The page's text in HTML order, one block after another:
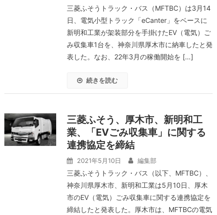
三菱ふそうトラック・バス（MFTBC）は3月14
日、電気小型トラック「eCanter」をベースに
新明和工業が架装部分を手掛けたEV（電気）ご
み収集車1台を、神奈川県厚木市に納車したと発
表した。なお、22年3月の稼働開始を […]
続きを読む
三菱ふそう、厚木市、新明和工
業、「EVごみ収集車」に関する
連携協定を締結
2021年5月10日 編集部
三菱ふそうトラック・バス（以下、MFTBC）、
神奈川県厚木市、新明和工業は5月10日、厚木
市のEV（電気）ごみ収集車に関する連携協定を
締結したと発表した。厚木市は、MFTBCの電気